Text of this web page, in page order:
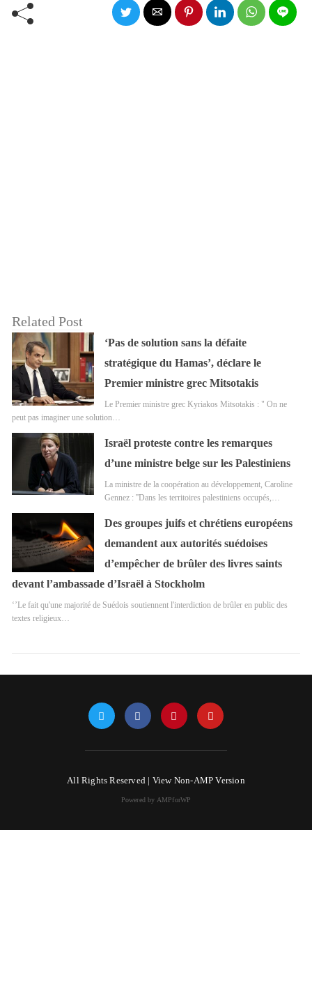
Related Post
‘Pas de solution sans la défaite
stratégique du Hamas’, déclare le
Premier ministre grec Mitsotakis
Le Premier ministre grec Kyriakos Mitsotakis : " On ne
peut pas imaginer une solution…
Israël proteste contre les remarques
d’une ministre belge sur les Palestiniens
La ministre de la coopération au développement, Caroline
Gennez : ''Dans les territoires palestiniens occupés,…
Des groupes juifs et chrétiens européens
demandent aux autorités suédoises
d’empêcher de brûler des livres saints
devant l’ambassade d’Israël à Stockholm
‘’Le fait qu'une majorité de Suédois soutiennent l'interdiction de brûler en public des
textes religieux…
All Rights Reserved | View Non-AMP Version
Powered by AMPforWP